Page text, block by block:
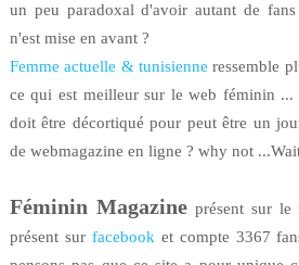
un peu paradoxal d'avoir autant de fans
n'est mise en avant ?
Femme actuelle & tunisienne ressemble
ce qui est meilleur sur le web féminin
doit être décortiqué pour peut être un
de webmagazine en ligne ? why not
Féminin Magazine présent sur
présent sur facebook et compte 3367